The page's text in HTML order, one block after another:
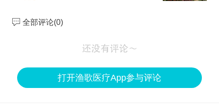
全部评论(0)
打开渔歌医疗App参与评论